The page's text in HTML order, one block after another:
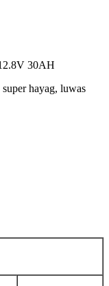
30AH
hayag, luwas